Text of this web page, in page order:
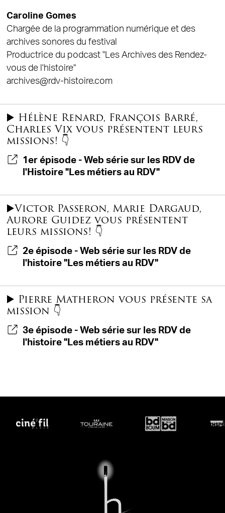
Caroline Gomes
Chargée de la programmation numérique et des
archives sonores du festival
Productrice du podcast "Les Archives des Rendez-
vous de l'histoire"
archives@rdv-histoire.com
▶️ Hélène Renard, François Barré,
Charles Vix vous présentent leurs
missions! 👇
1er épisode - Web série sur les RDV de
l'Histoire "Les métiers au RDV"
▶️Victor Passeron, Marie Dargaud,
Aurore Guidez vous présentent
leurs missions! 👇
2e épisode - Web série sur les RDV de
l'histoire "Les métiers au RDV"
▶️ Pierre Matheron vous présente sa
mission 👇
3e épisode - Web série sur les RDV de
l'histoire "Les métiers au RDV"